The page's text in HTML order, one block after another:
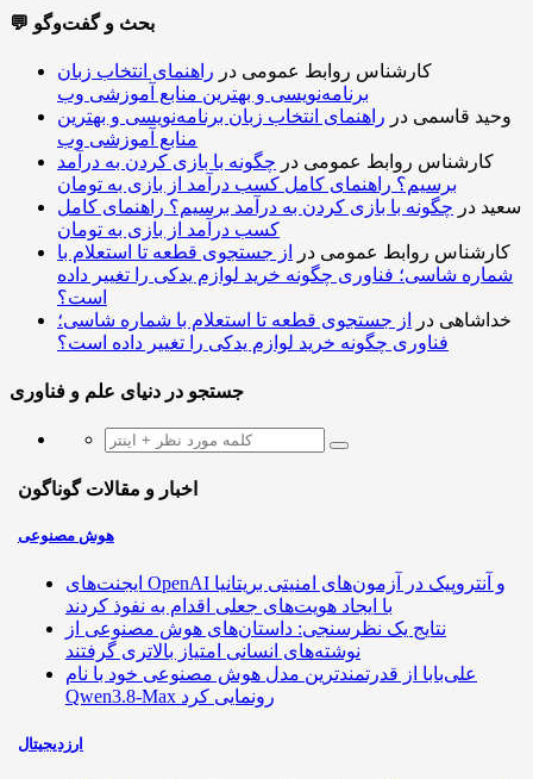
💬 بحث و گفت‌وگو
کارشناس روابط عمومی در راهنمای انتخاب زبان
برنامه‌نویسی و بهترین منابع آموزشی وب
وحید قاسمی در راهنمای انتخاب زبان برنامه‌نویسی و بهترین
منابع آموزشی وب
کارشناس روابط عمومی در چگونه با بازی کردن به درآمد
برسیم؟ راهنمای کامل کسب درآمد از بازی به تومان
سعید در چگونه با بازی کردن به درآمد برسیم؟ راهنمای کامل
کسب درآمد از بازی به تومان
کارشناس روابط عمومی در
از جستجوی قطعه تا استعلام با
شماره شاسی؛ فناوری چگونه خرید لوازم یدکی را تغییر داده
است؟
خداشاهی در
از جستجوی قطعه تا استعلام با شماره شاسی؛
فناوری چگونه خرید لوازم یدکی را تغییر داده است؟
جستجو در دنیای علم و فناوری
اخبار و مقالات گوناگون
هوش مصنوعی
ایجنت‌های OpenAI و آنتروپیک در آزمون‌های امنیتی بریتانیا
با ایجاد هویت‌های جعلی اقدام به نفوذ کردند
نتایج یک نظرسنجی: داستان‌های هوش مصنوعی از
نوشته‌های انسانی امتیاز بالاتری گرفتند
علی‌بابا از قدرتمندترین مدل هوش مصنوعی خود با نام
Qwen3.8-Max رونمایی کرد
ارزدیجیتال